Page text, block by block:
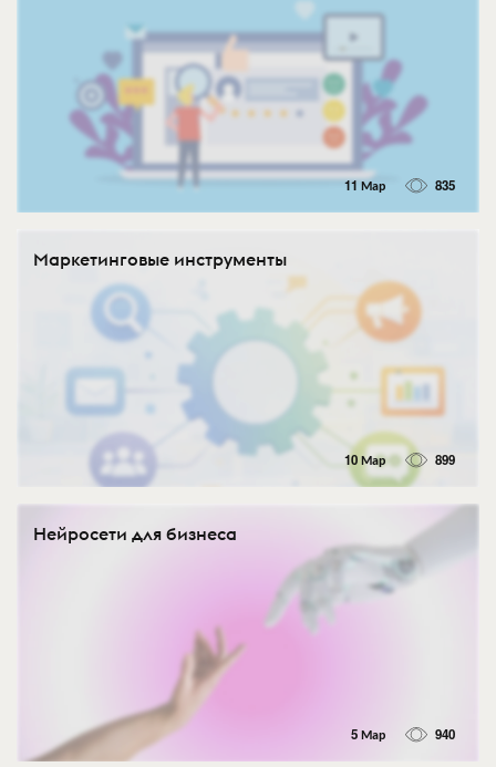
11 Мар 835
Маркетинговые инструменты
10 Мар 899
Нейросети для бизнеса
5 Мар 940